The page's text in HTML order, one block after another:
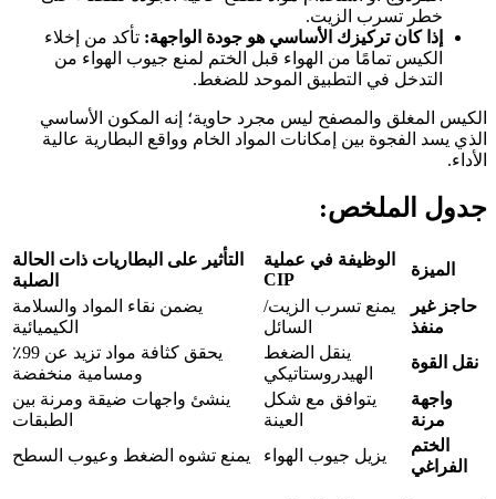
خطر تسرب الزيت.
إذا كان تركيزك الأساسي هو جودة الواجهة: تأكد من إخلاء
الكيس تمامًا من الهواء قبل الختم لمنع جيوب الهواء من
التدخل في التطبيق الموحد للضغط.
الكيس المغلق والمصفح ليس مجرد حاوية؛ إنه المكون الأساسي
الذي يسد الفجوة بين إمكانات المواد الخام وواقع البطارية عالية
الأداء.
جدول الملخص:
الميزة
الوظيفة في عملية
CIP
التأثير على البطاريات ذات الحالة
الصلبة
حاجز غير
منفذ
يمنع تسرب الزيت/
السائل
يضمن نقاء المواد والسلامة
الكيميائية
نقل القوة
ينقل الضغط
الهيدروستاتيكي
يحقق كثافة مواد تزيد عن 99٪
ومسامية منخفضة
واجهة
مرنة
يتوافق مع شكل
العينة
ينشئ واجهات ضيقة ومرنة بين
الطبقات
الختم
الفراغي
يزيل جيوب الهواء يمنع تشوه الضغط وعيوب السطح